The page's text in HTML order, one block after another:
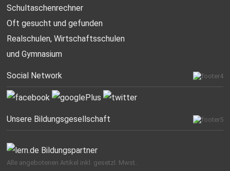
Schultaschenrechner
Oft gesucht und gefunden
Realschulen,Wirtschaftsschulen
und Gymnasium
Social Network
Unsere Bildungsgesellschaft
Alle angebotenen Artikel inkl. gesetzl. Mwst..